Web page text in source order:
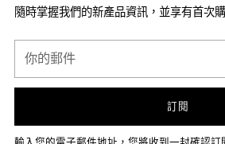
隨時掌握我們的新產品資訊，並享有首次
郵
訂閱